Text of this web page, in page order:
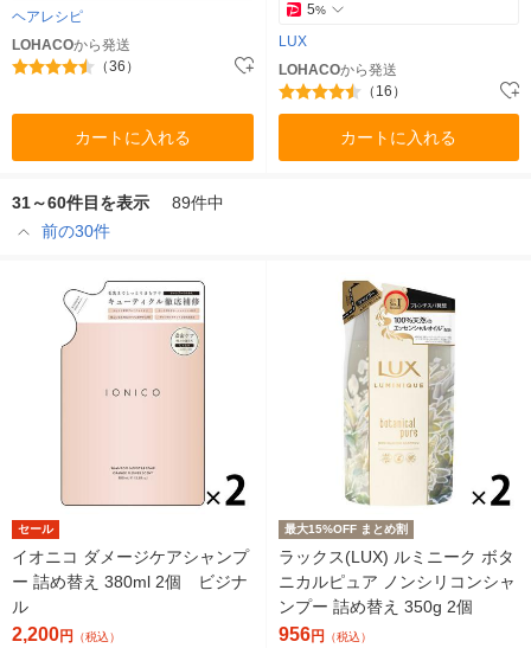
ヘアレシピ
LOHACOから発送
（36）
カートに入れる
5%
LUX
LOHACOから発送
（16）
カートに入れる
31～60件目を表示
89件中
前の30件
セール
イオニコ ダメージケアシャンプ
ー 詰め替え 380ml 2個 ビジナ
ル
2,200円 （税込）
最大15%OFF まとめ割
ラックス(LUX) ルミニーク ボタ
ニカルピュア ノンシリコンシャ
ンプー 詰め替え 350g 2個
956円 （税込）